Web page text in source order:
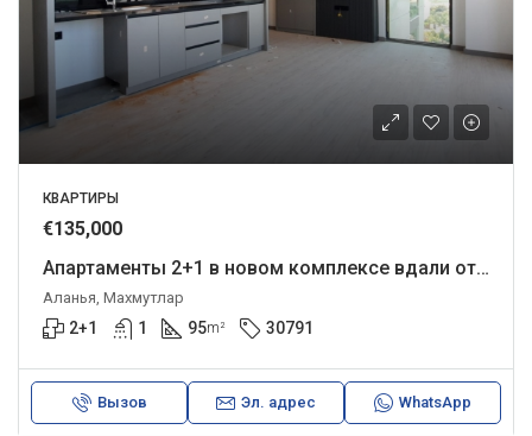
КВАРТИРЫ
€135,000
Апартаменты 2+1 в новом комплексе вдали от шума и суеты.
Аланья, Махмутлар
2+1 1 95m² 30791
Вызов Эл. адрес WhatsApp